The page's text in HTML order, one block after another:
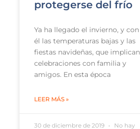
protegerse del frío
Ya ha llegado el invierno, y con
él las temperaturas bajas y las
fiestas navideñas, que implican
celebraciones con familia y
amigos. En esta época
LEER MÁS »
30 de diciembre de 2019
No hay